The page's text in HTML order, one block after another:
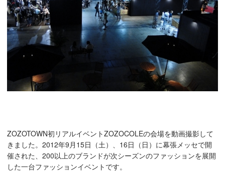
ZOZOTOWN初リアルイベントZOZOCOLEの会場を動画撮影して
きました。2012年9月15日（土）、16日（日）に幕張メッセで開
催された、200以上のブランドが次シーズンのファッションを展開
した一台ファッションイベントです。